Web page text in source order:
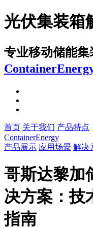
光伏集装箱
专业移动储能
首页 关于我们 产品特点
ContainerEnergy
产品展示 应用场景 解决
哥斯达黎加
决方案：技
指南